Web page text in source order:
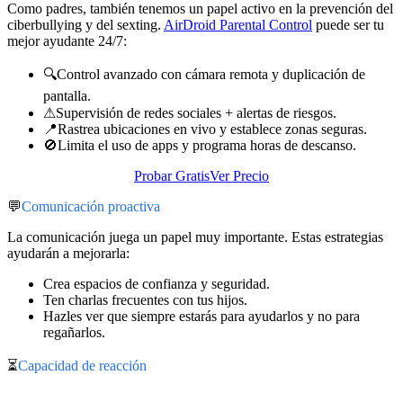
Como padres, también tenemos un papel activo en la prevención del
ciberbullying y del sexting. AirDroid Parental Control puede ser tu
mejor ayudante 24/7:
🔍Control avanzado con cámara remota y duplicación de
pantalla.
⚠Supervisión de redes sociales + alertas de riesgos.
📍Rastrea ubicaciones en vivo y establece zonas seguras.
🚫Limita el uso de apps y programa horas de descanso.
Probar GratisVer Precio
💬Comunicación proactiva
La comunicación juega un papel muy importante. Estas estrategias
ayudarán a mejorarla:
Crea espacios de confianza y seguridad.
Ten charlas frecuentes con tus hijos.
Hazles ver que siempre estarás para ayudarlos y no para
regañarlos.
⏳Capacidad de reacción